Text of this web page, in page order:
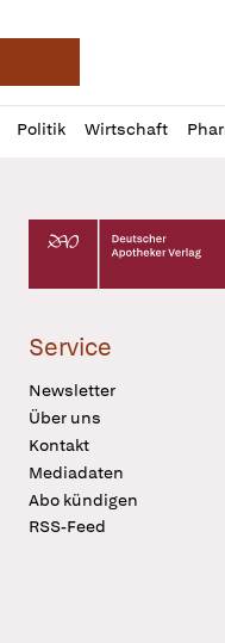
Deutsche
Politik Wirtschaft
Profil
öffnen
Daz
Pur
Deutscher Apotheker
Service
Newsletter
Über uns
Kontakt
Mediadaten
Abo kündigen
RSS-Feed